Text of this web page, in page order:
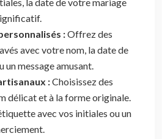
:Offrez des
avec votre nom, la date de
un message amusant.
:Choisissez des
délicat et à la forme originale.
avec vos initiales ou un